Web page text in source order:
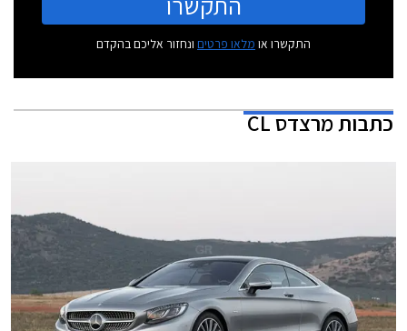
התקשרו או מלאו פרטים ונחזור אליכם בהקדם
כתבותמרצדס CL